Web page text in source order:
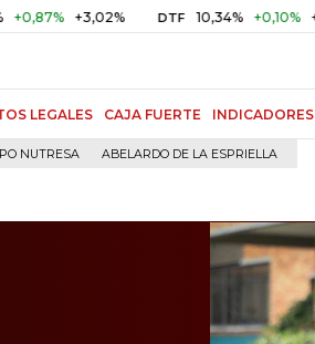
+3,02% DTF 10,34% +0,10% +0,98%
LEGALES CAJA FUERTE INDICADORES
NUTRESA ABELARDO DE LA ESPRIELLA